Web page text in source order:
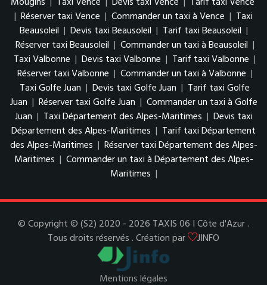
| Réserver taxi Vence | Commander un taxi à Vence | Taxi
Beausoleil | Devis taxi Beausoleil | Tarif taxi Beausoleil |
Réserver taxi Beausoleil | Commander un taxi à Beausoleil |
Taxi Valbonne | Devis taxi Valbonne | Tarif taxi Valbonne |
Réserver taxi Valbonne | Commander un taxi à Valbonne |
Taxi Golfe Juan | Devis taxi Golfe Juan | Tarif taxi Golfe
Juan | Réserver taxi Golfe Juan | Commander un taxi à Golfe
Juan | Taxi Département des Alpes-Maritimes | Devis taxi
Département des Alpes-Maritimes | Tarif taxi Département
des Alpes-Maritimes | Réserver taxi Département des Alpes-
Maritimes | Commander un taxi à Département des Alpes-
Maritimes |
© Copyright © (S2) 2020 - 2026 TAXIS 06 I Côte d'Azur .
Tous droits réservés . Création par
JINFO
Mentions légales